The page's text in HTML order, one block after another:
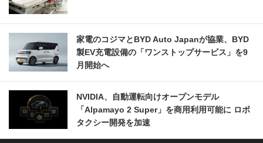
家電のコジマとBYD Auto Japanが協業、BYD
製EV充電設備の「ワンストップサービス」を9
月開始へ
NVIDIA、自動運転向けオープンモデル
「Alpamayo 2 Super」を商用利用可能に ロボ
タクシー開発を加速